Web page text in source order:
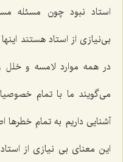
استاد نبود چون مسئله
بی‌نیازی از استاد هستند
در همه موارد لامسه و
می‌گویند ما با تمام
آشنایی داریم به تمام خطرها
این معنای بی نیازی از